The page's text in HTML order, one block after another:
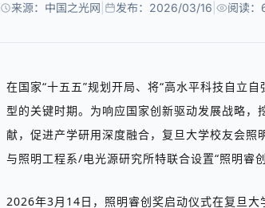
来源：中国之光网 发布：2026/03/16 阅读
在国家“十五五”规划开局、将“高水平科技自立自
型的关键时期。为响应国家创新驱动发展战略
献，促进产学研用深度融合，复旦大学校友会
与照明工程系/电光源研究所特联合设置“照明睿
2026年3月 14日， 照明睿创奖启动仪式在复旦大